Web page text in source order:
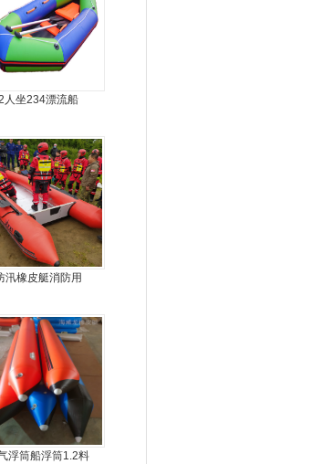
人坐234漂流船
汛橡皮艇消防用
浮筒船浮筒1.2料